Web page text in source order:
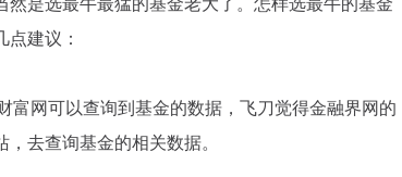
是选最牛最猛的基金老大了。怎样选最牛的基金
建议：
网可以查询到基金的数据，飞刀觉得金融界网的
去查询基金的相关数据。